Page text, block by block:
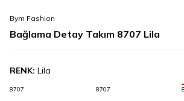
Bym Fashion
Bağlama Detay Takım 8707 Lila
RENK: Lila
8707 8707